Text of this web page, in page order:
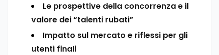
Le prospettive della concorrenza e il
valore dei “talenti rubati”
Impatto sul mercato e riflessi per gli
utenti finali